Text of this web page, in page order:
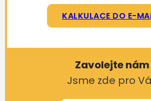
KALKULACE DO E-
Zavolejte nám
Jsme zde pro